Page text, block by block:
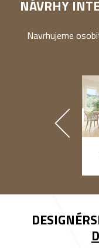
NÁVRHY
Navrhujeme